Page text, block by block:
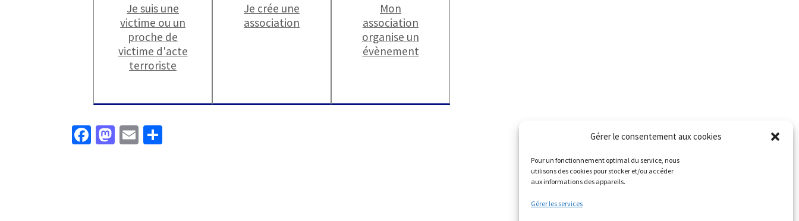
Gérer le consentement aux cookies
Pour un fonctionnement optimal du service, nous
utilisons des cookies pour stocker et/ou accéder
aux informations des appareils.
Gérer les services
Je suis une
victime ou un
proche de
victime d'acte
terroriste
Je crée une
association
Mon
association
organise un
évènement
Fa M E